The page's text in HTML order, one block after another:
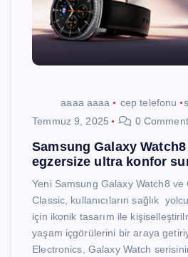
aaaa aaaa cep telefonu
Temmuz 9, 2025
0
Samsung Galaxy
egzersize ultra konfor
Yeni Samsung Galaxy Watch8 ve
Classic, kullanıcıların sağlık
için ikonik tasarım ile
yaşam içgörülerini bir araya
Electronics, Galaxy Watch